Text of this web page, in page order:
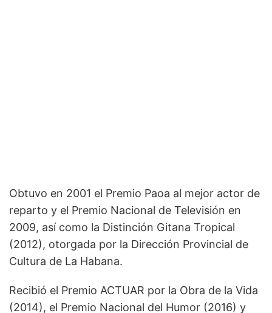
Obtuvo en 2001 el Premio Paoa al mejor actor de
reparto y el Premio Nacional de Televisión en
2009, así como la Distinción Gitana Tropical
(2012), otorgada por la Dirección Provincial de
Cultura de La Habana.
Recibió el Premio ACTUAR por la Obra de la Vida
(2014), el Premio Nacional del Humor (2016) y